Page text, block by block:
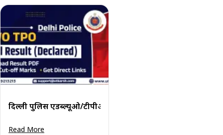
दिल्ली पुलिस एडब्ल्यूओ/टीपीओ अंतिम परिणाम 2022: परिणाम
Read More